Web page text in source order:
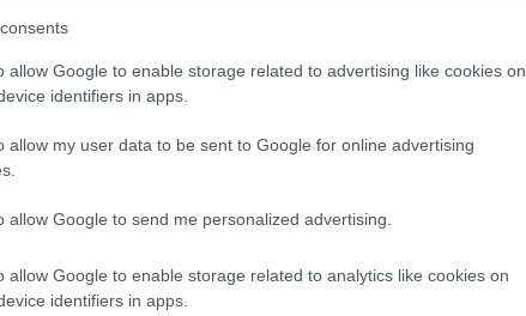
allow Google to enable storage related to advertising like cookies on
identifiers in apps.
allow my user data to be sent to Google for online advertising
allow Google to send me personalized advertising.
allow Google to enable storage related to analytics like cookies on
identifiers in apps.
trükköknek, amelyeket a legügyesebb vásárlók
amelynek nagyon sokáig kell tartania. Vannak
ki, szórólapokat nézegetnek és helyi ajánlatokat
vásárolnak az interneten. Ez a cikk
ha online vásárláson gondolkodik, hogy